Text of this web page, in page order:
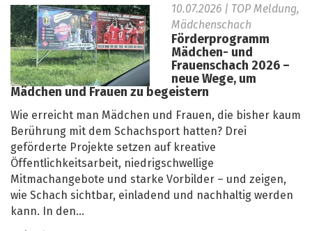
10.07.2026 | TOP Meldung,
Mädchenschach
Förderprogramm
Mädchen- und
Frauenschach 2026 –
neue Wege, um
Mädchen und Frauen zu begeistern
Wie erreicht man Mädchen und Frauen, die bisher kaum
Berührung mit dem Schachsport hatten? Drei
geförderte Projekte setzen auf kreative
Öffentlichkeitsarbeit, niedrigschwellige
Mitmachangebote und starke Vorbilder – und zeigen,
wie Schach sichtbar, einladend und nachhaltig werden
kann. In den...